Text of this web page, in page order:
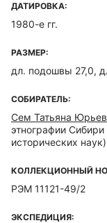
ДАТИРОВКА:
1980-е гг.
РАЗМЕР:
дл. подошвы 27,0,
СОБИРАТЕЛЬ:
Сем Татьяна
этнографии
исторических наук)
КОЛЛЕКЦИОННЫЙ
РЭМ 11121-49/2
ЭКСПЕДИЦИЯ: